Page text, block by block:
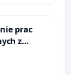
prac
z